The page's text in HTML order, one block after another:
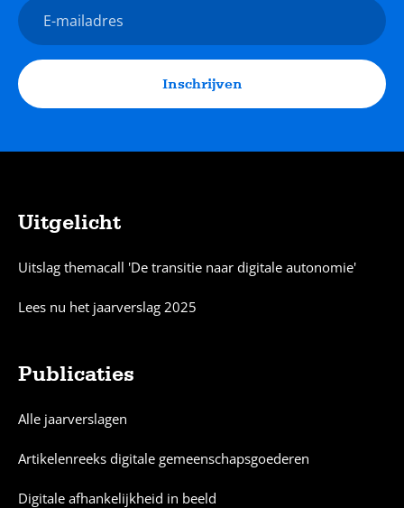
E-
mailadres
Inschrijven
Uitgelicht
Uitslag themacall 'De transitie naar digitale autonomie'
Lees nu het jaarverslag 2025
Publicaties
Alle jaarverslagen
Artikelenreeks digitale gemeenschapsgoederen
Digitale afhankelijkheid in beeld